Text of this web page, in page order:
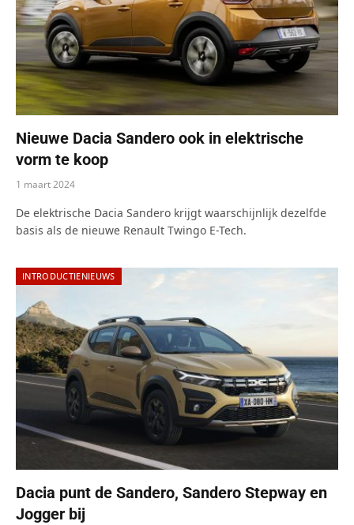
Nieuwe Dacia Sandero ook in elektrische
vorm te koop
1 maart 2024
De elektrische Dacia Sandero krijgt waarschijnlijk dezelfde
basis als de nieuwe Renault Twingo E-Tech.
INTRODUCTIENIEUWS
Dacia punt de Sandero, Sandero Stepway en
Jogger bij